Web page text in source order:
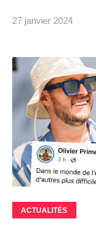
27 janvier 2024
ACTUALITÉS